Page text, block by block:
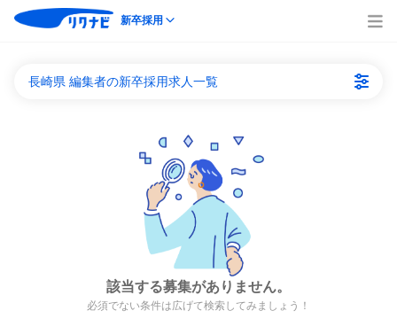
新卒採用
長崎県 編集者の新卒採用求人一覧
該当する募集がありません。
必須でない条件は広げて検索してみましょう！